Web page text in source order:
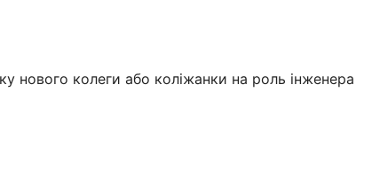
нового колеги або коліжанки на роль інженера